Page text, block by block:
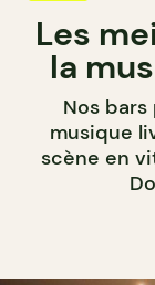
Les
la
Nos
musique
scène en